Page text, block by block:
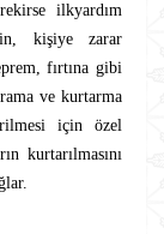
ilkyardım
kişiye zarar
fırtına gibi
ve kurtarma
için özel
kurtarılmasını